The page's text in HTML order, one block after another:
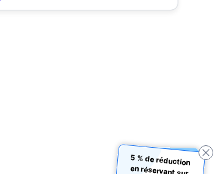
5 % de réduction
en réservant sur